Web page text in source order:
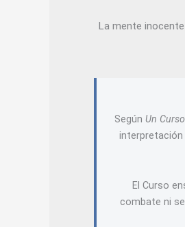
La mente
Según Un
interpretación
El Curso
combate ni